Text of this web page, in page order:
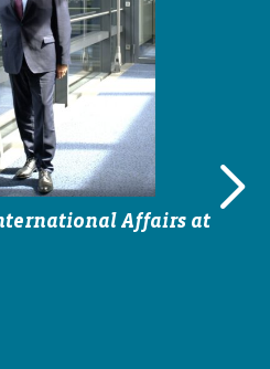
Affairs at